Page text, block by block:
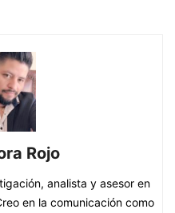
Rojo
analista y asesor en
en la comunicación como